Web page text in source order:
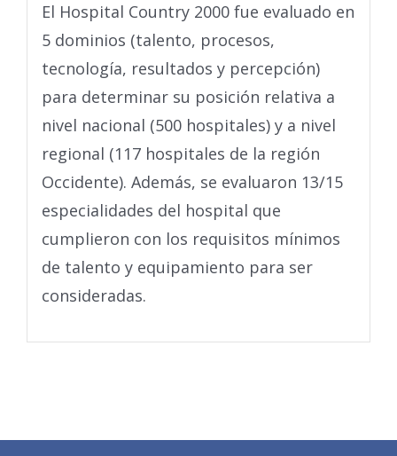
El Hospital Country 2000 fue evaluado en
5 dominios (talento, procesos,
tecnología, resultados y percepción)
para determinar su posición relativa a
nivel nacional (500 hospitales) y a nivel
regional (117 hospitales de la región
Occidente). Además, se evaluaron 13/15
especialidades del hospital que
cumplieron con los requisitos mínimos
de talento y equipamiento para ser
consideradas.